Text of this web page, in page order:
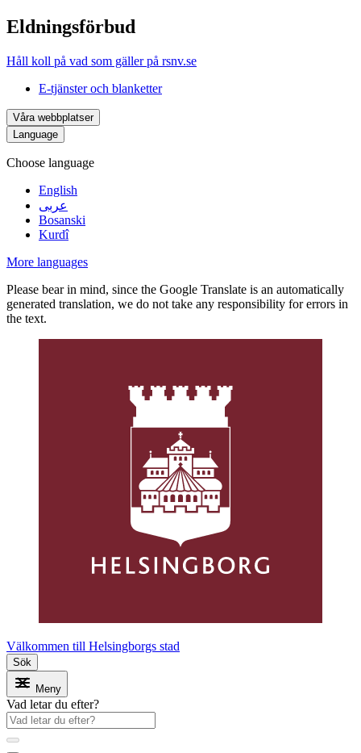
Eldningsförbud
Håll koll på vad som gäller på rsnv.se
E-tjänster och blanketter
Våra webbplatser
Language
Choose language
English
عربى
Bosanski
Kurdî
More languages
Please bear in mind, since the Google Translate is an automatically
generated translation, we do not take any responsibility for errors in
the text.
Välkommen till Helsingborgs stad
Sök
Meny
Vad letar du efter?